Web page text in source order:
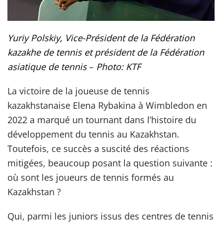
Yuriy Polskiy, Vice-Président de la Fédération
kazakhe de tennis et président de la Fédération
asiatique de tennis– Photo: KTF
La victoire de la joueuse de tennis
kazakhstanaise Elena Rybakina à Wimbledon en
2022 a marqué un tournant dans l’histoire du
développement du tennis au Kazakhstan.
Toutefois, ce succès a suscité des réactions
mitigées, beaucoup posant la question suivante :
où sont les joueurs de tennis formés au
Kazakhstan ?
Qui, parmi les juniors issus des centres de tennis